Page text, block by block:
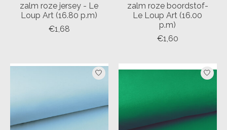
zalm roze jersey - Le
Loup Art (16.80 p.m)
€1,68
zalm roze boordstof-
Le Loup Art (16.00
p.m)
€1,60